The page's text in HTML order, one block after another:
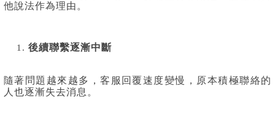
他說法作為理由。
後續聯繫逐漸中斷
隨著問題越來越多，客服回覆速度變慢，原本積極聯絡的
人也逐漸失去消息。